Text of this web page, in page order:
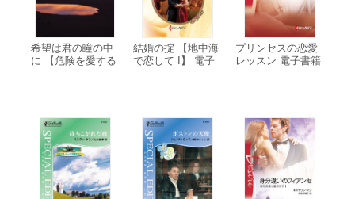
希望は君の瞳の中
に 【危険を愛する
結婚の掟 【地中海
で恋して I】 電子
プリンセスの恋愛
レッスン 電子書籍